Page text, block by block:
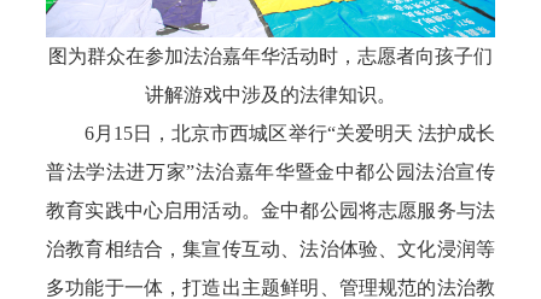
图为群众在参加法治嘉年华活动时，志愿者向孩子们
讲解游戏中涉及的法律知识。
6月15日，北京市西城区举行“关爱明天 法护成长
普法学法进万家”法治嘉年华暨金中都公园法治宣传
教育实践中心启用活动。金中都公园将志愿服务与法
治教育相结合，集宣传互动、法治体验、文化浸润等
多功能于一体，打造出主题鲜明、管理规范的法治教